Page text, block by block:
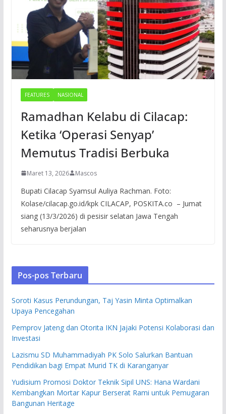
FEATURES NASIONAL
Ramadhan Kelabu di Cilacap:
Ketika ‘Operasi Senyap’
Memutus Tradisi Berbuka
Maret 13, 2026 Mascos
Bupati Cilacap Syamsul Auliya Rachman. Foto:
Kolase/cilacap.go.id/kpk CILACAP, POSKITA.co – Jumat
siang (13/3/2026) di pesisir selatan Jawa Tengah
seharusnya berjalan
Pos-pos Terbaru
Soroti Kasus Perundungan, Taj Yasin Minta Optimalkan
Upaya Pencegahan
Pemprov Jateng dan Otorita IKN Jajaki Potensi Kolaborasi dan
Investasi
Lazismu SD Muhammadiyah PK Solo Salurkan Bantuan
Pendidikan bagi Empat Murid TK di Karanganyar
Yudisium Promosi Doktor Teknik Sipil UNS: Hana Wardani
Kembangkan Mortar Kapur Berserat Rami untuk Pemugaran
Bangunan Heritage